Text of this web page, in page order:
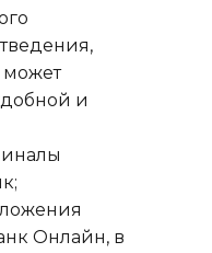
может
и
Онлайн, в